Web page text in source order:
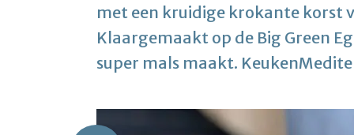
met een kruidige krokante korst
Klaargemaakt op de Big Green
super mals maakt.